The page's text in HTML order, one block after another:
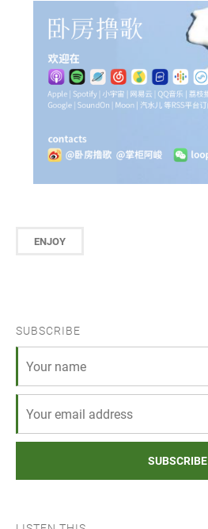
ENJOY
SUBSCRIBE
SUBSCRIBE